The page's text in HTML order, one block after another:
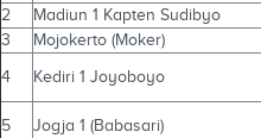
2
Madiun 1 Kapten Sudibyo
3
Mojokerto (Moker)
4 Kediri 1 Joyoboyo
5 Jogja 1 (Babasari)